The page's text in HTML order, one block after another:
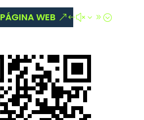
PÁGINA WEB